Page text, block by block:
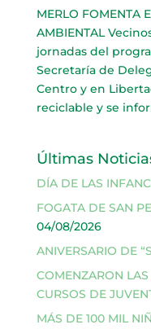
MERLO FOMENTA
AMBIENTAL
jornadas del
Secretaría de
Centro y en
reciclable y se
Últimas
DÍA DE LAS
FOGATA DE SAN
04/08/2026
ANIVERSARIO DE
COMENZARON
CURSOS DE
MÁS DE 100 MIL